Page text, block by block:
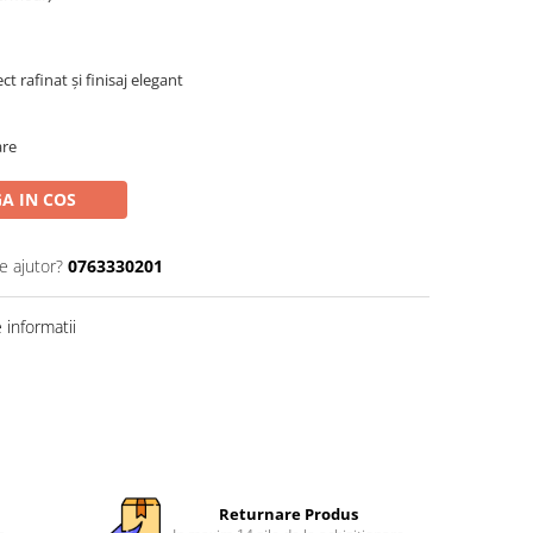
rafinat și finisaj elegant
IN COS
ajutor? 0763330201
informatii
Returnare Produs